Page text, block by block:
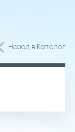
Назад в Каталог